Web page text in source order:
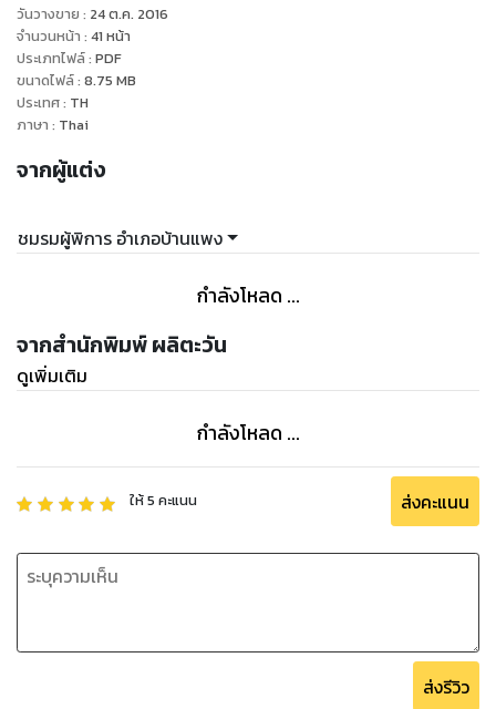
วันวางขาย : 24 ต.ค. 2016
จำนวนหน้า : 41 หน้า
ประเภทไฟล์: PDF
ขนาดไฟล์: 8.75 MB
ประเทศ: TH
ภาษา : Thai
จากผู้แต่ง
ชมรมผู้พิการ อำเภอบ้านแพง
กำลังโหลด ...
จากสำนักพิมพ์ ผลิตะวัน
ดูเพิ่มเติม
กำลังโหลด ...
ให้5 คะแนน ส่งคะแนน
ส่งรีวิว